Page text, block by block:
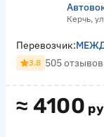
Керчь,
≈ 4100
Перевозчик:
3.8 505 отзывов